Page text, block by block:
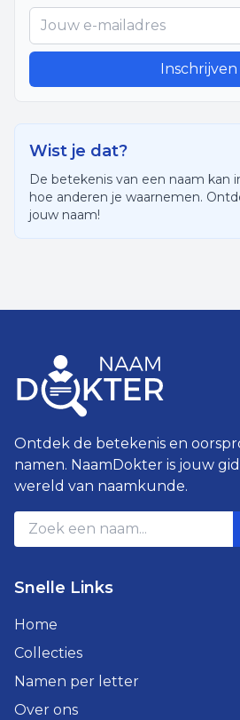
Inschrijven
Wist je dat?
De betekenis van een naam kan
hoe anderen je waarnemen.
jouw naam!
Ontdek de betekenis en
namen. NaamDokter is jouw
wereld van naamkunde.
Snelle Links
Home
Collecties
Namen per letter
Over ons